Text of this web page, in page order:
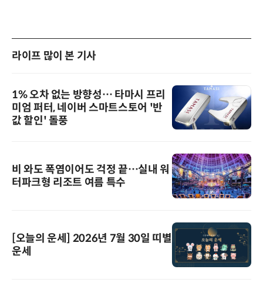
라이프 많이 본 기사
1% 오차 없는 방향성… 타마시 프리
미엄 퍼터, 네이버 스마트스토어 '반
값 할인' 돌풍
비 와도 폭염이어도 걱정 끝…실내 워
터파크형 리조트 여름 특수
[오늘의 운세] 2026년 7월 30일 띠별
운세